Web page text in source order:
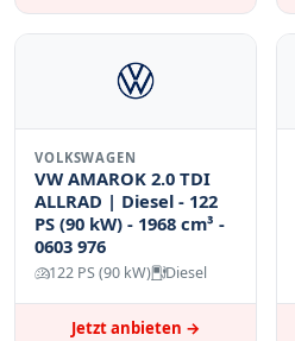
VOLKSWAGEN
VW AMAROK 2.0 TDI
ALLRAD | Diesel - 122
PS (90 kW) - 1968 cm³ -
0603 976
122 PS (90 kW) Diesel
Jetzt anbieten →